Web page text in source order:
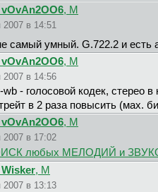
vOvAn2OO6, М
2007 в 14:51
самый умный. G.722.2 и есть
vOvAn2OO6, М
2007 в 14:56
wb - голосовой кодек, стерео
в 2 раза повысить (мах.
vOvAn2OO6, М
2007 в 17:02
любых МЕЛОДИЙ и
Wisker, М
2007 в 13:13